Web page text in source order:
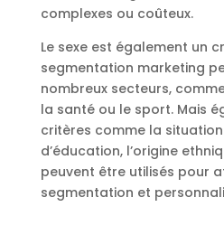
complexes ou coûteux.
Le sexe est également un
segmentation marketing
nombreux secteurs,
la santé ou le sport. Mais
critères comme la
d’éducation, l’origine
peuvent être utilisés pour
segmentation et